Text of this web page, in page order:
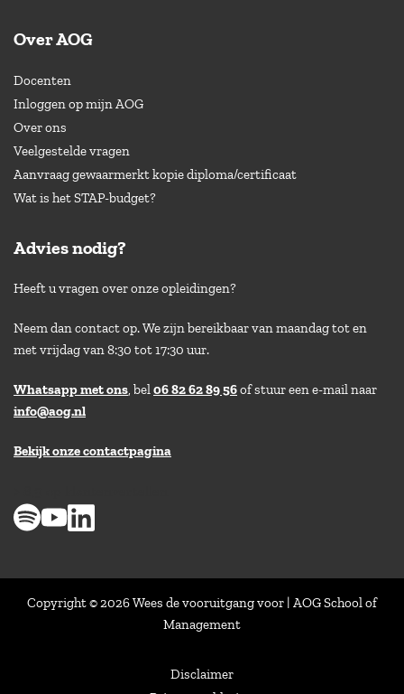
Over AOG
Docenten
Inloggen op mijn AOG
Over ons
Veelgestelde vragen
Aanvraag gewaarmerkt kopie diploma/certificaat
Wat is het STAP-budget?
Advies nodig?
Heeft u vragen over onze opleidingen?
Neem dan contact op. We zijn bereikbaar van maandag tot en
met vrijdag van 8:30 tot 17:30 uur.
Whatsapp met ons, bel06 82 62 89 56of stuur een e-mail naar
info@aog.nl
Bekijk onze contactpagina
Copyright © 2026 Wees de vooruitgang voor | AOG School of
Management
Disclaimer